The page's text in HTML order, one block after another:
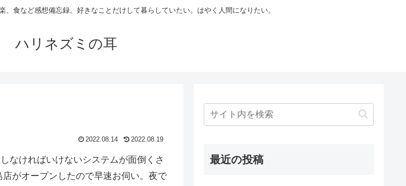
食など感想備忘録。好きなことだけして暮らしていたい。はやく人間になりたい。
ハリネズミの耳
2022.08.14 2022.08.19
なければいけないシステムが面倒くさ
がオープンしたので早速お伺い。夜で
最近の投稿